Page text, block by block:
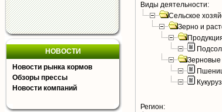
НОВОСТИ
Новости рынка кормов
Обзоры прессы
Новости компаний
Виды деятельности:
Сельское
Зерно и
Зерновые
Регион: